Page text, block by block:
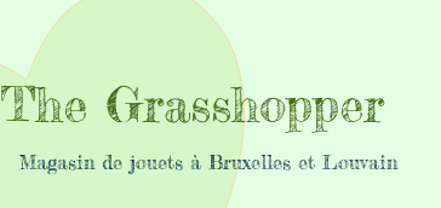
The Grasshopper
Magasin de jouets à Bruxelles et Louvain